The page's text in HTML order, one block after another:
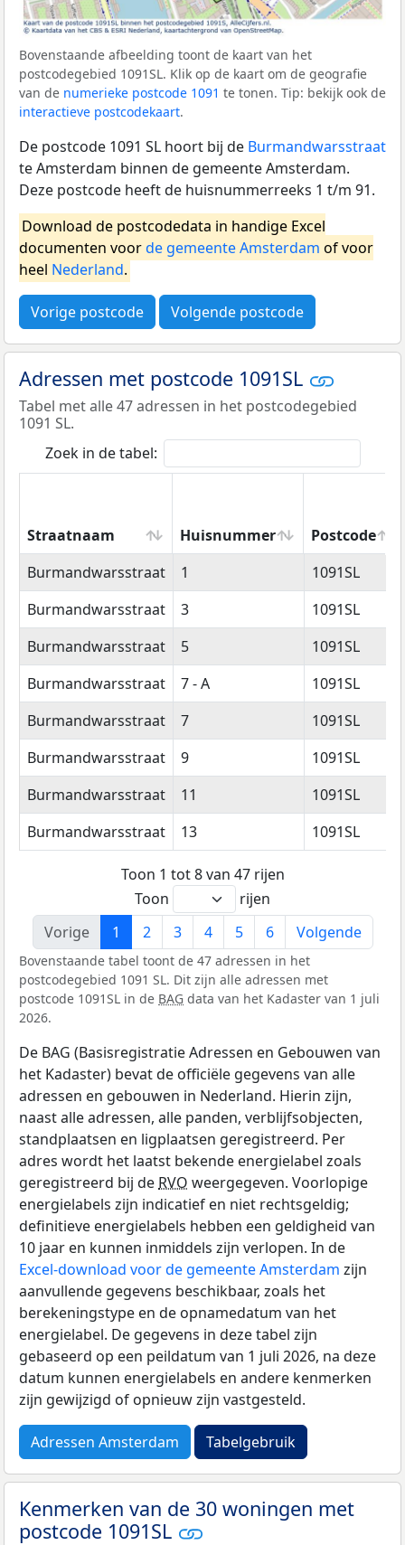
Bovenstaande afbeelding toont de kaart van het
postcodegebied 1091SL. Klik op de kaart om de geografie
van de numerieke postcode 1091 te tonen. Tip: bekijk ook de
interactieve postcodekaart.
De postcode 1091 SL hoort bij de Burmandwarsstraat
te Amsterdam binnen de gemeente Amsterdam.
Deze postcode heeft de huisnummerreeks 1 t/m 91.
Download de postcodedata in handige Excel
documenten voorde gemeente Amsterdam of voor
heel Nederland.
Vorige postcode Volgende postcode
Adressen met postcode 1091SL
Tabel met alle 47 adressen in het postcodegebied
1091 SL.
Zoek in de tabel:
Straatnaam Huisnummer
Postcode
Straatnaam
Huisnummer Postcode
Burmandwarsstraat 1
1091SL
Burmandwarsstraat
3
1091SL
Burmandwarsstraat
5
1091SL
Burmandwarsstraat
7 - A
1091SL
Burmandwarsstraat
7
1091SL
Burmandwarsstraat
9
1091SL
Burmandwarsstraat
11
1091SL
Burmandwarsstraat
13 1091SL
Toon 1 tot 8 van 47 rijen
Toon
rijen
Vorige
1 2 3 4 5 6 Volgende
Bovenstaande tabel toont de 47 adressen in het
postcodegebied 1091 SL. Dit zijn alle adressen met
postcode 1091SL in de BAG data van het Kadaster van 1 juli
2026.
De BAG (Basisregistratie Adressen en Gebouwen van
het Kadaster) bevat de officiële gegevens van alle
adressen en gebouwen in Nederland. Hierin zijn,
naast alle adressen, alle panden, verblijfsobjecten,
standplaatsen en ligplaatsen geregistreerd. Per
adres wordt het laatst bekende energielabel zoals
geregistreerd bij de RVO weergegeven. Voorlopige
energielabels zijn indicatief en niet rechtsgeldig;
definitieve energielabels hebben een geldigheid van
10 jaar en kunnen inmiddels zijn verlopen. In de
Excel-download voor de gemeente Amsterdam zijn
aanvullende gegevens beschikbaar, zoals het
berekeningstype en de opnamedatum van het
energielabel. De gegevens in deze tabel zijn
gebaseerd op een peildatum van 1 juli 2026, na deze
datum kunnen energielabels en andere kenmerken
zijn gewijzigd of opnieuw zijn vastgesteld.
Adressen Amsterdam Tabelgebruik
Kenmerken van de 30 woningen met
postcode 1091SL